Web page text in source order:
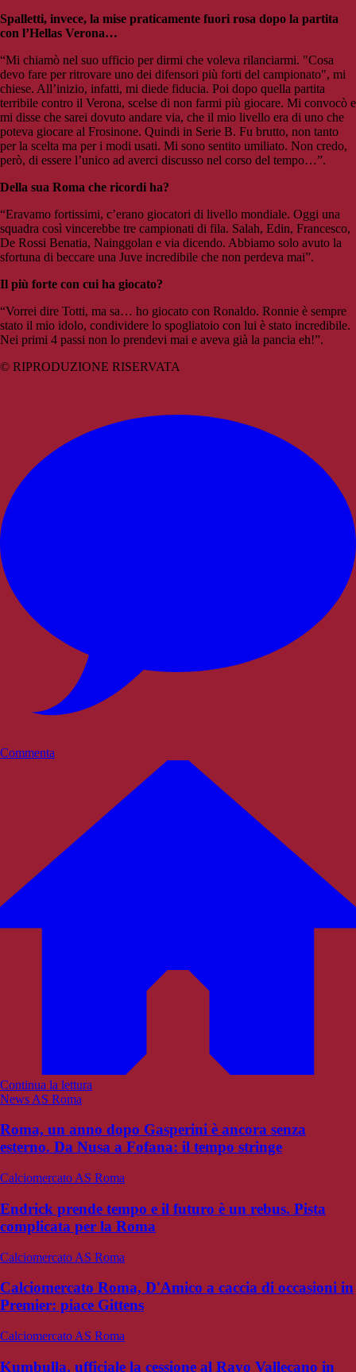
Spalletti, invece, la mise praticamente fuori rosa dopo la partita
con l’Hellas Verona…
“Mi chiamò nel suo ufficio per dirmi che voleva rilanciarmi. "Cosa
devo fare per ritrovare uno dei difensori più forti del campionato", mi
chiese. All’inizio, infatti, mi diede fiducia. Poi dopo quella partita
terribile contro il Verona, scelse di non farmi più giocare. Mi convocò e
mi disse che sarei dovuto andare via, che il mio livello era di uno che
poteva giocare al Frosinone. Quindi in Serie B. Fu brutto, non tanto
per la scelta ma per i modi usati. Mi sono sentito umiliato. Non credo,
però, di essere l’unico ad averci discusso nel corso del tempo…”.
Della sua Roma che ricordi ha?
“Eravamo fortissimi, c’erano giocatori di livello mondiale. Oggi una
squadra così vincerebbe tre campionati di fila. Salah, Edin, Francesco,
De Rossi Benatia, Nainggolan e via dicendo. Abbiamo solo avuto la
sfortuna di beccare una Juve incredibile che non perdeva mai”.
Il più forte con cui ha giocato?
“Vorrei dire Totti, ma sa… ho giocato con Ronaldo. Ronnie è sempre
stato il mio idolo, condividere lo spogliatoio con lui è stato incredibile.
Nei primi 4 passi non lo prendevi mai e aveva già la pancia eh!”.
© RIPRODUZIONE RISERVATA
Commenta
Continua la lettura
News AS Roma
Roma, un anno dopo Gasperini è ancora senza
esterno. Da Nusa a Fofana: il tempo stringe
Calciomercato AS Roma
Endrick prende tempo e il futuro è un rebus. Pista
complicata per la Roma
Calciomercato AS Roma
Calciomercato Roma, D'Amico a caccia di occasioni in
Premier: piace Gittens
Calciomercato AS Roma
Kumbulla, ufficiale la cessione al Rayo Vallecano in